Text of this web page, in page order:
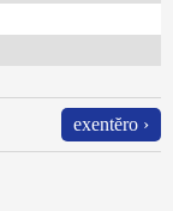
exentĕro ›